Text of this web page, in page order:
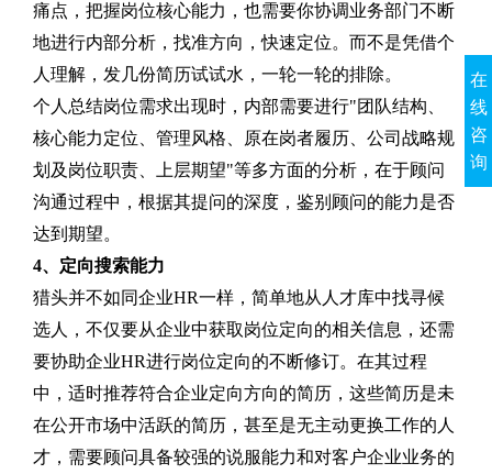
痛点，把握岗位核心能力，也需要你协调业务部门不断
地进行内部分析，找准方向，快速定位。而不是凭借个
人理解，发几份简历试试水，一轮一轮的排除。
个人总结岗位需求出现时，内部需要进行"团队结构、
核心能力定位、管理风格、原在岗者履历、公司战略规
划及岗位职责、上层期望"等多方面的分析，在于顾问
沟通过程中，根据其提问的深度，鉴别顾问的能力是否
达到期望。
4、定向搜索能力
猎头并不如同企业HR一样，简单地从人才库中找寻候
选人，不仅要从企业中获取岗位定向的相关信息，还需
要协助企业HR进行岗位定向的不断修订。在其过程
中，适时推荐符合企业定向方向的简历，这些简历是未
在公开市场中活跃的简历，甚至是无主动更换工作的人
才，需要顾问具备较强的说服能力和对客户企业业务的
在
线
咨
询